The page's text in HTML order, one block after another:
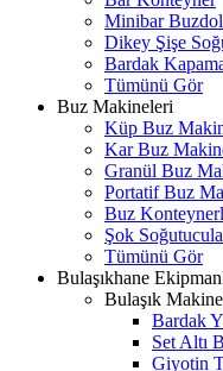
Minibar
Dikey Şişe
Bardak
Tümünü Gör
Buz Makineleri
Küp Buz
Kar Buz
Granül Buz
Portatif Buz
Buz
Şok
Tümünü Gör
Bulaşıkhane
Bulaşık
Bardak
Set Altı
Giyotin